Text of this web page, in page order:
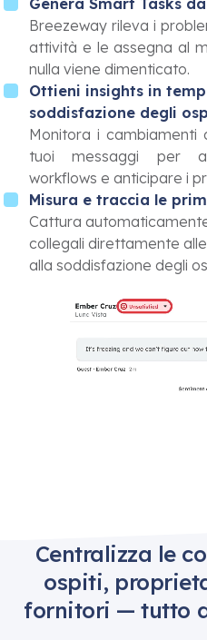
Breezeway rileva i
attività e le assegna al
nulla viene dimenticato.
Ottieni insights in
soddisfazione degli
Monitora i cambiamenti
tuoi messaggi per
workflows e anticipare i
Misura e traccia le
Cattura
collegali direttamente
alla soddisfazione degli
Centralizza le
ospiti,
fornitori — tutto